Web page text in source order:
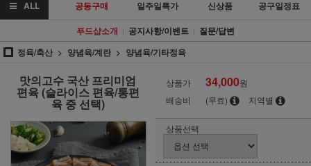
ALL 공동구매 일주일특가 신상품
공구일정표
푸드샵소개 | 공지사항/이벤트 | 질문/답변
정육/축산
양념육/계란 양념육/기타정육
맛의고수 국산 프리미엄
편육 (슬라이스 편육/통편
육 중 선택)
상품가 34,000원
배송비
(무료) 지역별
상품선택